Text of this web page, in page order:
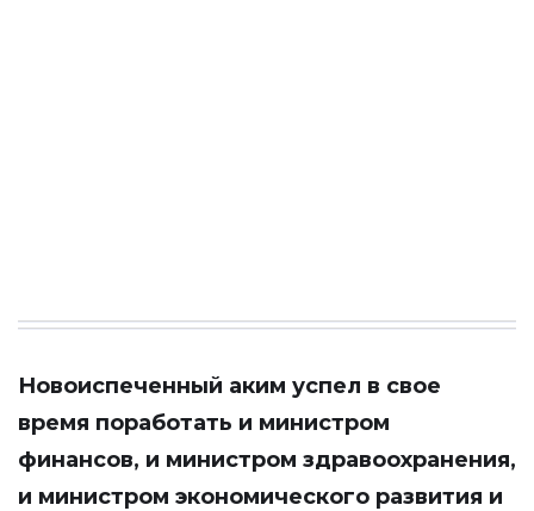
Новоиспеченный аким успел в свое
время поработать и министром
финансов, и министром здравоохранения,
и министром экономического развития и